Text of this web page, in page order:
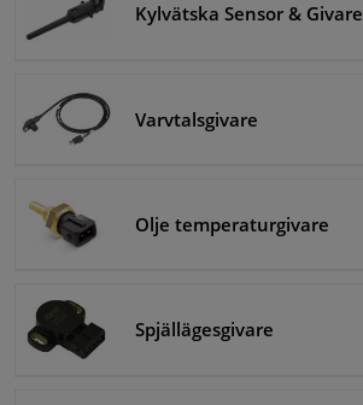
Kylvätska Sensor & Givare
Varvtalsgivare
Olje temperaturgivare
Spjällägesgivare